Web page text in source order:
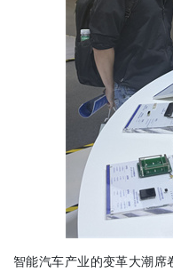
智能汽车产业的变革大潮席